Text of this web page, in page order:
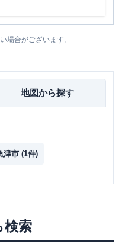
場合がございます。
地図から探す
津市 (1件)
検索